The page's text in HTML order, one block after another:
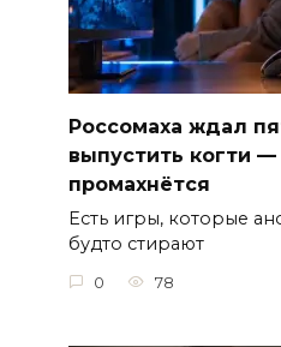
Россомаха ждал
выпустить когти
промахнётся
Есть игры, которые
будто стирают
0 78